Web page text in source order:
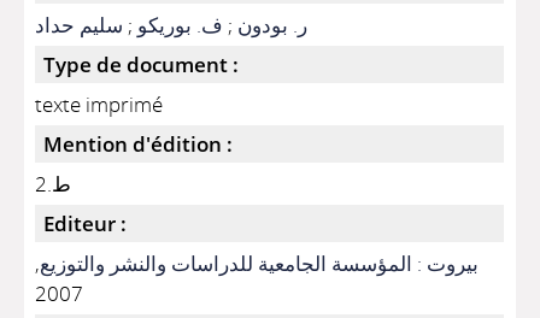
ر. بودون ; ف. بوريكو ; سليم حداد
Type de document :
texte imprimé
Mention d'édition :
ط.2
Editeur :
بيروت : المؤسسة الجامعية للدراسات والنشر والتوزيع,
2007